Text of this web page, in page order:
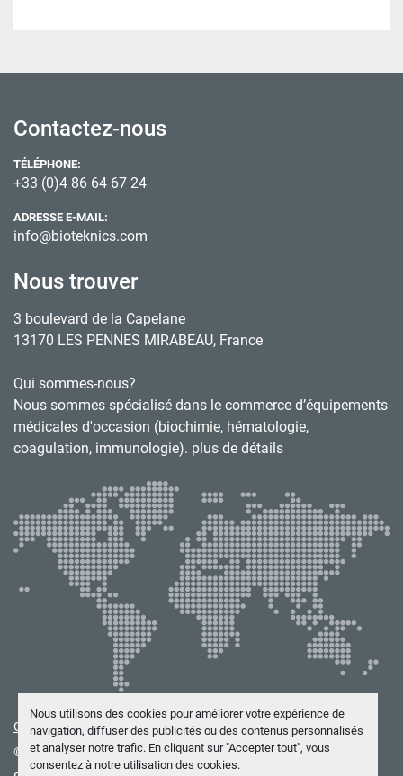
Nous utilisons des cookies pour améliorer votre expérience de
navigation, diffuser des publicités ou des contenus personnalisés
et analyser notre trafic. En cliquant sur "Accepter tout", vous
consentez à notre utilisation des cookies.
Contactez-nous
TÉLÉPHONE:
+33 (0)4 86 64 67 24
ADRESSE E-MAIL:
info@bioteknics.com
Nous trouver
3 boulevard de la Capelane
13170 LES PENNES MIRABEAU, France
Qui sommes-nous?
Nous sommes spécialisé dans le commerce d’équipements
médicales d'occasion (biochimie, hématologie,
coagulation, immunologie). plus de détails
Gérez les cookies
© Copyright BIOTEKNICS 2026